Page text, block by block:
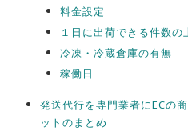
料金設定
１日に出荷できる件数の
冷凍・冷蔵倉庫の有無
稼働日
発送代行を専門業者にECの
ットのまとめ